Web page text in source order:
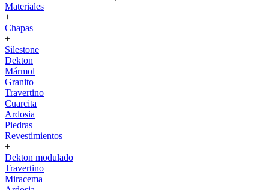
Materiales
+
Chapas
+
Silestone
Dekton
Mármol
Granito
Travertino
Cuarcita
Ardosia
Piedras
Revestimientos
+
Dekton modulado
Travertino
Miracema